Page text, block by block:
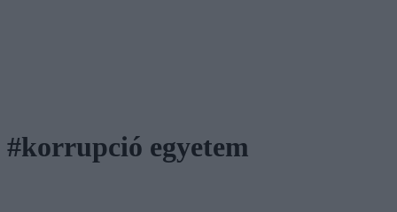
#korrupció egyetem